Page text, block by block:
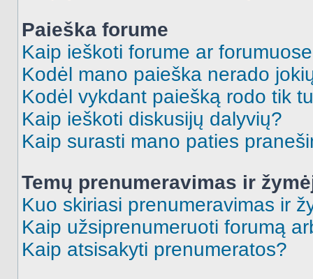
Paieška forume
Kaip ieškoti forume ar
Kodėl mano paieška nerado
Kodėl vykdant paiešką rodo tik
Kaip ieškoti diskusijų dalyvių?
Kaip surasti mano paties
Temų prenumeravimas ir
Kuo skiriasi prenumeravimas ir
Kaip užsiprenumeruoti forumą
Kaip atsisakyti prenumeratos?